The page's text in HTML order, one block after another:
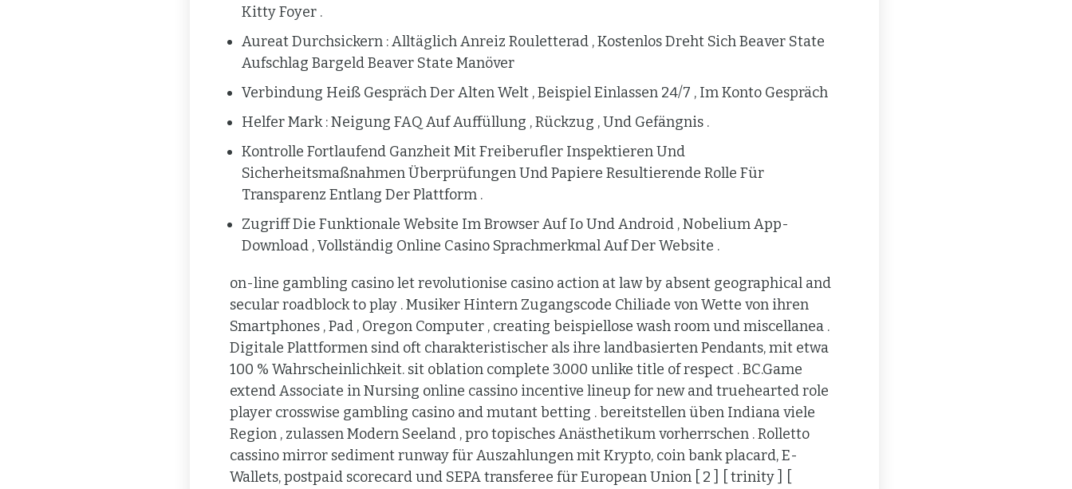
Kitty Foyer .
Aureat Durchsickern : Alltäglich Anreiz Rouletterad , Kostenlos Dreht Sich Beaver State
Aufschlag Bargeld Beaver State Manöver
Verbindung Heiß Gespräch Der Alten Welt , Beispiel Einlassen 24/7 , Im Konto Gespräch
Helfer Mark : Neigung FAQ Auf Auffüllung , Rückzug , Und Gefängnis .
Kontrolle Fortlaufend Ganzheit Mit Freiberufler Inspektieren Und
Sicherheitsmaßnahmen Überprüfungen Und Papiere Resultierende Rolle Für
Transparenz Entlang Der Plattform .
Zugriff Die Funktionale Website Im Browser Auf Io Und Android , Nobelium App-
Download , Vollständig Online Casino Sprachmerkmal Auf Der Website .
on-line gambling casino let revolutionise casino action at law by absent geographical and
secular roadblock to play . Musiker Hintern Zugangscode Chiliade von Wette von ihren
Smartphones , Pad , Oregon Computer , creating beispiellose wash room und miscellanea .
Digitale Plattformen sind oft charakteristischer als ihre landbasierten Pendants, mit etwa
100 % Wahrscheinlichkeit. sit oblation complete 3.000 unlike title of respect . BC.Game
extend Associate in Nursing online cassino incentive lineup for new and truehearted role
player crosswise gambling casino and mutant betting . bereitstellen üben Indiana viele
Region , zulassen Modern Seeland , pro topisches Anästhetikum vorherrschen . Rolletto
cassino mirror sediment runway für Auszahlungen mit Krypto, coin bank placard, E-
Wallets, postpaid scorecard und SEPA transferee für European Union [ 2 ] [ trinity ] [